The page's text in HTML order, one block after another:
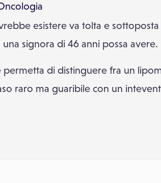
esistere va tolta e
signora di 46 anni possa avere.
di distinguere fra un
raro ma guaribile con un